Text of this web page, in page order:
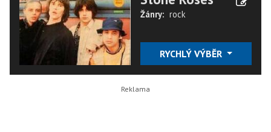
Žánry: rock
RYCHLÝ VÝBĚR